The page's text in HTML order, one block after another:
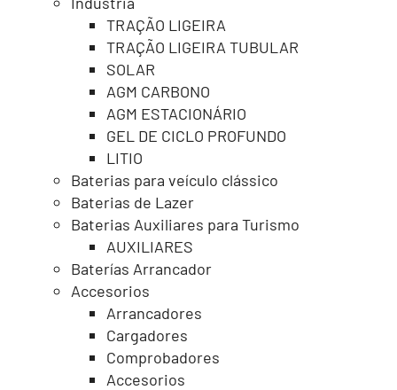
TRAÇÃO LIGEIRA
TRAÇÃO LIGEIRA TUBULAR
SOLAR
AGM CARBONO
AGM ESTACIONÁRIO
GEL DE CICLO PROFUNDO
LITIO
Baterias para veículo clássico
Baterias de Lazer
Baterias Auxiliares para Turismo
AUXILIARES
Baterías Arrancador
Accesorios
Arrancadores
Cargadores
Comprobadores
Accesorios